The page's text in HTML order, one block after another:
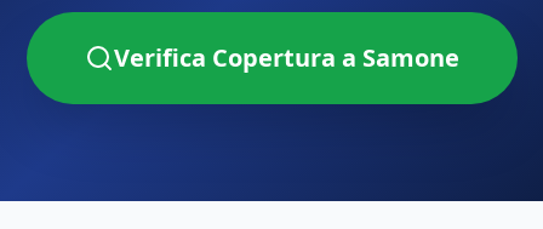
Verifica Copertura a Samone